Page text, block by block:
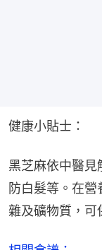
健康小貼士：
黑芝麻依中醫見
防白髮等。在
雜及礦物質，可